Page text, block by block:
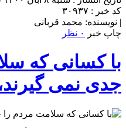
کد خبر : ۳۰۹۳۷
| نویسنده: محمد قربانی
چاپ خبر
۰ نظر
با کسانی که
جدی نمی